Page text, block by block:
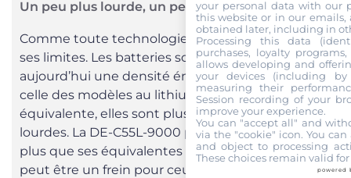
Un peu plus lourde, un peu plus chère
Comme toute technologie émergente, celle-ci a
ses limites. Les batteries sodium-ion ont
aujourd’hui une densité énergétique inférieure à
celle des modèles au lithium. Résultat : à capacité
équivalente, elles sont plus encombrantes et plus
lourdes. La DE-C55L-9000 pèse environ 350 g de
plus que ses équivalentes lithium-ion, ce qui
peut être un frein pour ceux qui recherchent un
your personal data with our
this website or in our emails,
obtained later, including in
Processing this data
purchases, loyalty
allows developing and
your devices (including
measuring their
Session recording of your
improve your experience.
You can "accept all" and
via the "cookie" icon. You
and object to processing
These choices remain valid
powered